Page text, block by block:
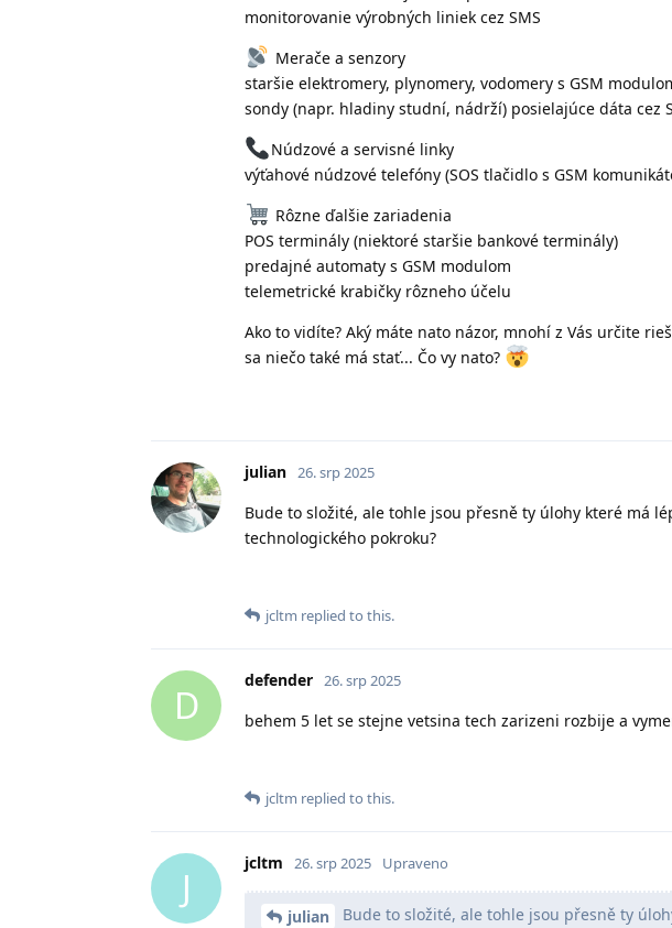
monitorovanie výrobných liniek cez SMS
Merače a senzory
staršie elektromery, plynomery, vodomery s GSM
sondy (napr. hladiny studní, nádrží) posielajúce dáta cez
Núdzové a servisné linky
výťahové núdzové telefóny (SOS tlačidlo s GSM
Rôzne ďalšie zariadenia
POS terminály (niektoré staršie bankové terminály)
predajné automaty s GSM modulom
telemetrické krabičky rôzneho účelu
Ako to vidíte? Aký máte nato názor, mnohí z Vás určite
sa niečo také má stať... Čo vy nato?
julian 26. srp 2025
Bude to složité, ale tohle jsou přesně ty úlohy které má
technologického pokroku?
jcltm replied to this.
D
defender 26. srp 2025
behem 5 let se stejne vetsina tech zarizeni rozbije a
jcltm replied to this.
J
jcltm 26. srp 2025 Upraveno
julian Bude to složité, ale tohle jsou přesně ty